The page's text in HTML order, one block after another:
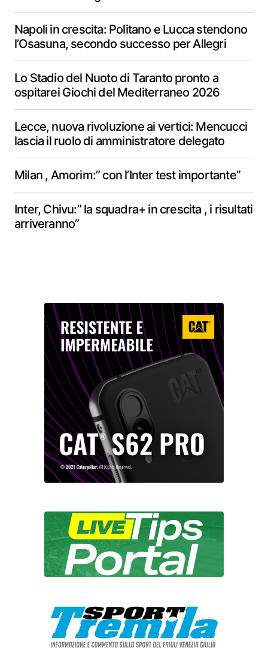
Napoli in crescita: Politano e Lucca stendono
l’Osasuna, secondo successo per Allegri
Lo Stadio del Nuoto di Taranto pronto a
ospitarei Giochi del Mediterraneo 2026
Lecce, nuova rivoluzione ai vertici: Mencucci
lascia il ruolo di amministratore delegato
Milan , Amorim:” con l’Inter test importante”
Inter, Chivu:” la squadra+ in crescita , i risultati
arriveranno”